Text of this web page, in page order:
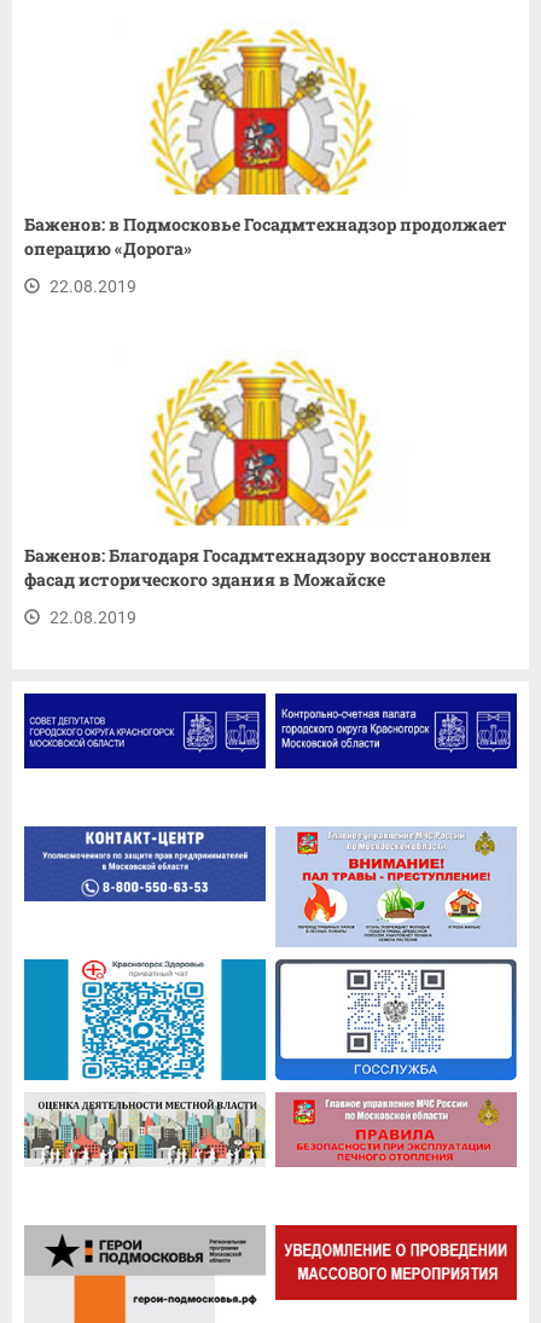
Баженов: в Подмосковье Госадмтехнадзор продолжает
операцию «Дорога»
22.08.2019
Баженов: Благодаря Госадмтехнадзору восстановлен
фасад исторического здания в Можайске
22.08.2019